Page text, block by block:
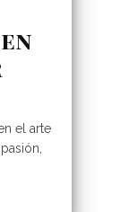
el arte